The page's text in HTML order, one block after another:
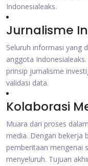
Indonesialeaks.
Jurnalisme
Seluruh informasi yang
anggota
prinsip jurnalisme
validasi data.
Kolaborasi
Muara dari proses
media. Dengan bekerja
pemberitaan mengenai
menyeluruh. Tujuan